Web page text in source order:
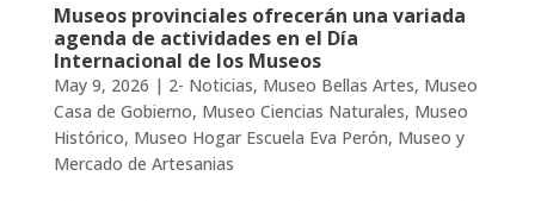
Museos provinciales ofrecerán una variada
agenda de actividades en el Día
Internacional de los Museos
May 9, 2026 | 2- Noticias, Museo Bellas Artes, Museo
Casa de Gobierno, Museo Ciencias Naturales, Museo
Histórico, Museo Hogar Escuela Eva Perón, Museo y
Mercado de Artesanias